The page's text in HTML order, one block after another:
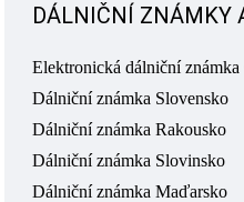
DÁLNIČNÍ ZNÁMKY
Elektronická dálniční známka
Dálniční známka Slovensko
Dálniční známka Rakousko
Dálniční známka Slovinsko
Dálniční známka Maďarsko